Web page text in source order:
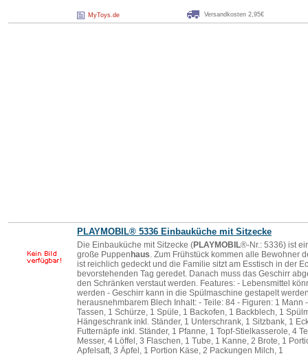
MyToys.de Versandkosten 2,95€
PLAYMOBIL® 5336 Einbauküche mit Sitzecke
Die Einbauküche mit Sitzecke (PLAYMOBIL®-Nr.: 5336) ist
große Puppen haus. Zum Frühstück kommen alle Bewohner
ist reichlich gedeckt und die Familie sitzt am Esstisch in der
bevorstehenden Tag geredet. Danach muss das Geschirr
den Schränken verstaut werden. Features: - Lebensmittel
werden - Geschirr kann in die Spülmaschine gestapelt
herausnehmbarem Blech Inhalt: - Teile: 84 - Figuren: 1 Mann
Tassen, 1 Schürze, 1 Spüle, 1 Backofen, 1 Backblech, 1
Hängeschrank inkl. Ständer, 1 Unterschrank, 1 Sitzbank, 1
Futternäpfe inkl. Ständer, 1 Pfanne, 1 Topf-Stielkasserole, 4
Messer, 4 Löffel, 3 Flaschen, 1 Tube, 1 Kanne, 2 Brote, 1
Apfelsaft, 3 Äpfel, 1 Portion Käse, 2 Packungen Milch, 1